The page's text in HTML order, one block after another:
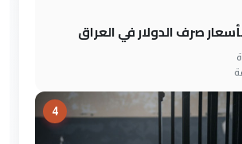
صرف الدولار في العراق
4